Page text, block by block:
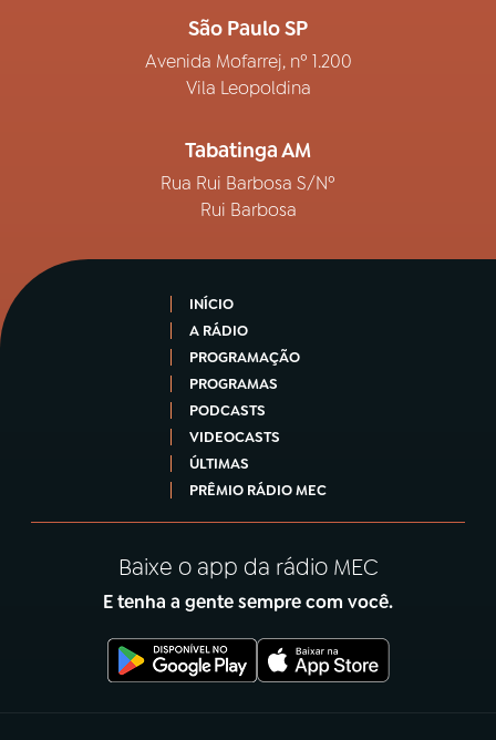
São Paulo SP
Avenida Mofarrej, nº 1.200
Vila Leopoldina
Tabatinga AM
Rua Rui Barbosa S/Nº
Rui Barbosa
INÍCIO
A RÁDIO
PROGRAMAÇÃO
PROGRAMAS
PODCASTS
VIDEOCASTS
ÚLTIMAS
PRÊMIO RÁDIO MEC
Baixe o app da rádio MEC
E tenha a gente sempre com você.